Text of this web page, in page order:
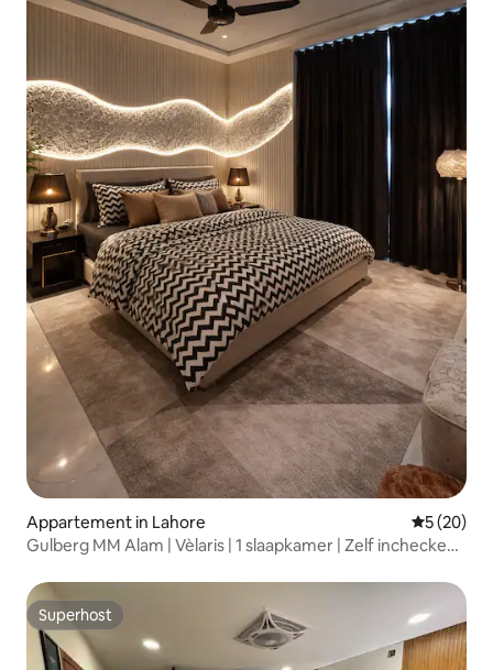
Appartement in Lahore
5 (20)
Gulberg MM Alam | Vèlaris | 1 slaapkamer | Zelf inchecken |
Superhost
Superhost